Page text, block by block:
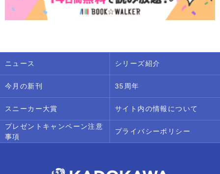
ニュース シリーズ紹介
今月の新刊 35周年
スニーカー大賞 サイト内の情報について
プレゼントキャンペーン注意
事項
プライバシーポリシー